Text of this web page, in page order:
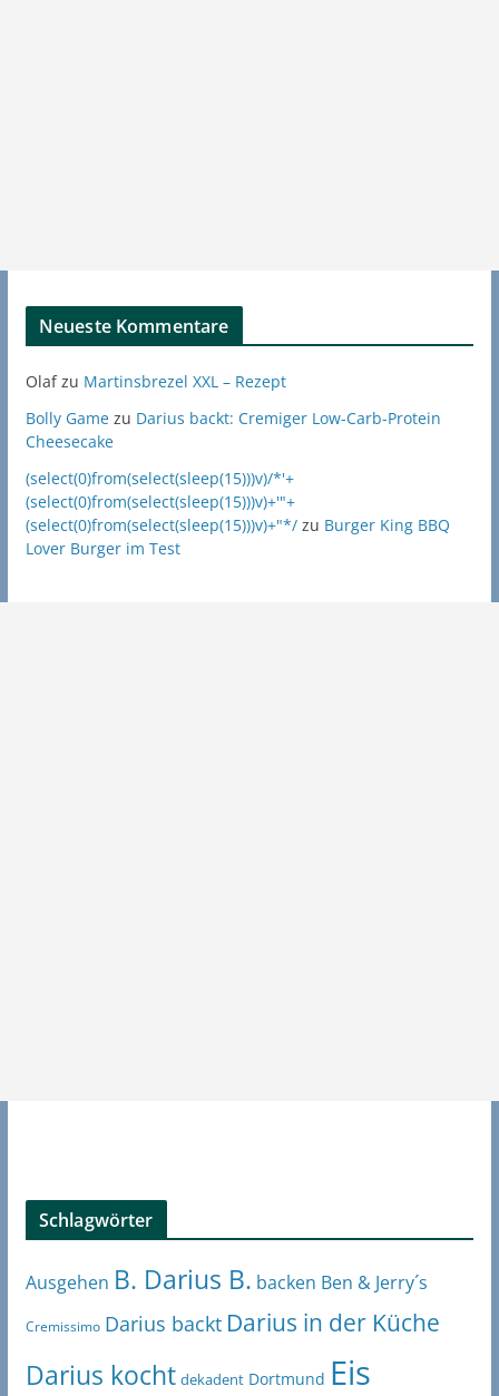
Neueste Kommentare
Olafzu Martinsbrezel XXL – Rezept
Bolly Gamezu Darius backt: Cremiger Low-Carb-Protein
Cheesecake
(select(0)from(select(sleep(15)))v)/*'+
(select(0)from(select(sleep(15)))v)+'"+
(select(0)from(select(sleep(15)))v)+"*/zu Burger King BBQ
Lover Burger im Test
Schlagwörter
Ausgehen B. Darius B. backen Ben & Jerry´s
Cremissimo Darius backt Darius in der Küche
Darius kocht dekadent Dortmund Eis